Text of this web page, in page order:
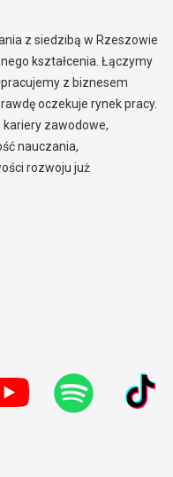
z siedzibą w Rzeszowie
kształcenia. Łączymy
z biznesem
oczekuje rynek pracy.
kariery zawodowe,
nauczania,
rozwoju już